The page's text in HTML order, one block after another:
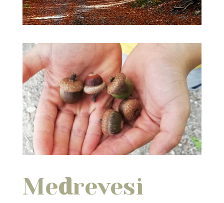
Medrevesi